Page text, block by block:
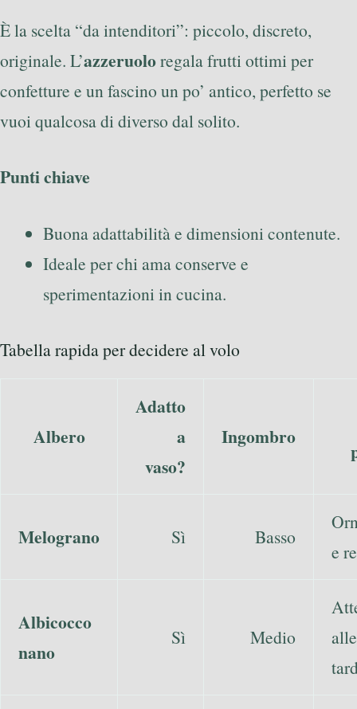
È la scelta “da intenditori”: piccolo, discreto,
originale. L’azzeruoloregala frutti ottimi per
confetture e un fascino un po’ antico, perfetto se
vuoi qualcosa di diverso dal solito.
Punti chiave
Buona adattabilità e dimensioni contenute.
Ideale per chi ama conserve e
sperimentazioni in cucina.
Tabella rapida per decidere al volo
Albero
Adatto
a
vaso?
Ingombro
Melograno Sì Basso
e
Albicocco
nano
Sì Medio